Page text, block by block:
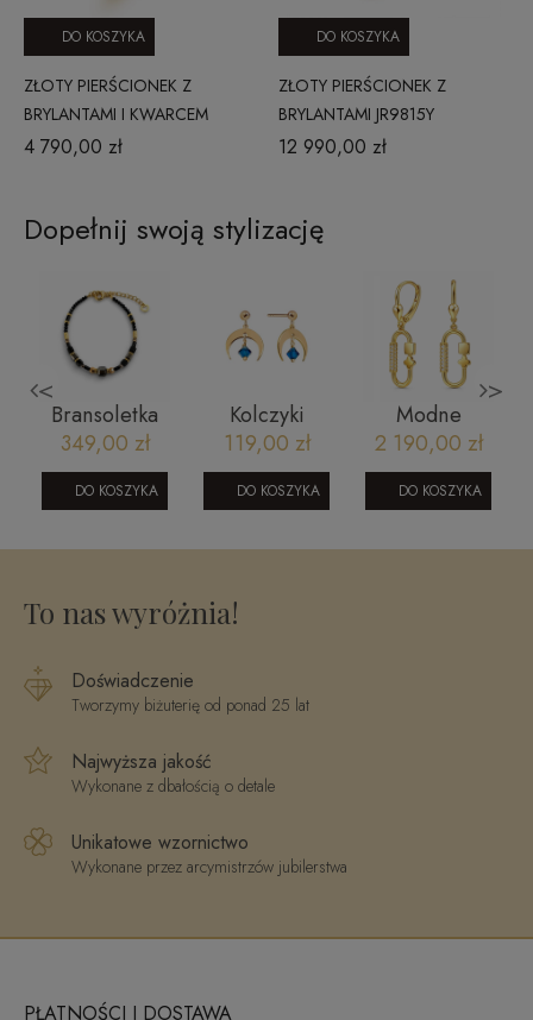
ZŁOTY PIERŚCIONEK Z
BRYLANTAMI I KWARCEM
DYMNYM RR46096SMCHY17
4 790,00 zł
DO KOSZYKA
ZŁOTY PIERŚCIONEK Z
BRYLANTAMI JR9815Y
12 990,00 zł
DO KOSZYKA
Dopełnij swoją stylizację
<
Bransoletka
na sznurku z
kamieniami
naturalnym -
Spinel, Agat,
Swarovski
349,00 zł
DO KOSZYKA
Kolczyki
pozłacane
KN51793
119,00 zł
DO KOSZYKA
Modne
kolczyki ze
złota
070620237C
2 190,00 zł
DO KOSZYKA
>
To nas wyróżnia!
Doświadczenie
Tworzymy biżuterię od ponad 25 lat
Najwyższa jakość
Wykonane z dbałością o detale
Unikatowe wzornictwo
Wykonane przez arcymistrzów jubilerstwa
PŁATNOŚCI I DOSTAWA